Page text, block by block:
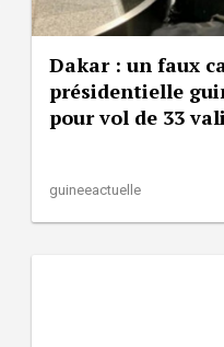
Dakar : un faux
présidentielle
pour vol de 33
guineeactuelle